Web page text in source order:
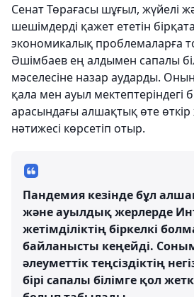
Сенат Төрағасы шұғыл, жүйелі
шешімдерді қажет ететін
экономикалық проблемаларға
Әшімбаев ең алдымен сапалы
мәселесіне назар аударды.
қала мен ауыл мектептеріндегі
арасындағы алшақтық өте
нәтижесі көрсетіп отыр.
Пандемия кезінде бұл
және ауылдық жерлерде
жетімділіктің біркелкі
байланысты кеңейді.
әлеуметтік теңсіздіктің
бірі сапалы білімге қол